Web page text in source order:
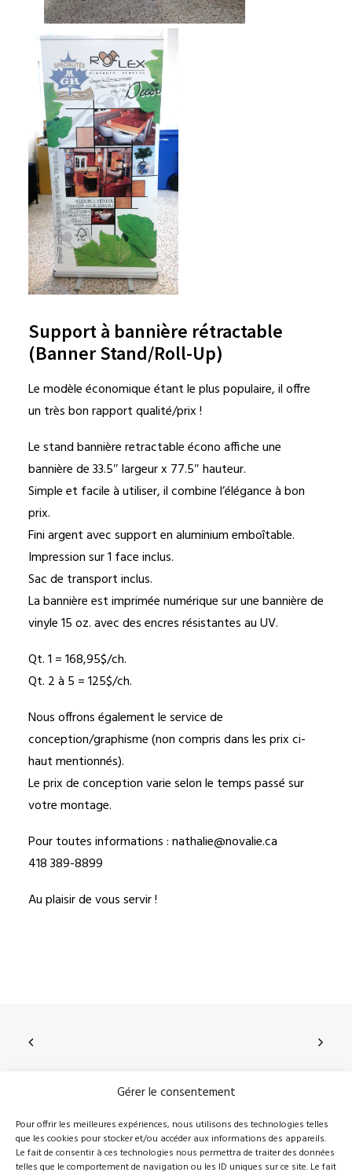
Gérer le consentement
Pour offrir les meilleures expériences, nous utilisons des technologies telles
que les cookies pour stocker et/ou accéder aux informations des appareils.
Le fait de consentir à ces technologies nous permettra de traiter des données
telles que le comportement de navigation ou les ID uniques sur ce site. Le fait
Support à bannière rétractable
(Banner Stand/Roll-Up)
Le modèle économique étant le plus populaire, il offre
un très bon rapport qualité/prix !
Le stand bannière retractable écono affiche une
bannière de 33.5″ largeur x 77.5″ hauteur.
Simple et facile à utiliser, il combine l’élégance à bon
prix.
Fini argent avec support en aluminium emboîtable.
Impression sur 1 face inclus.
Sac de transport inclus.
La bannière est imprimée numérique sur une bannière de
vinyle 15 oz. avec des encres résistantes au UV.
Qt. 1 = 168,95$/ch.
Qt. 2 à 5 = 125$/ch.
Nous offrons également le service de
conception/graphisme (non compris dans les prix ci-
haut mentionnés).
Le prix de conception varie selon le temps passé sur
votre montage.
Pour toutes informations :nathalie@novalie.ca
418 389-8899
Au plaisir de vous servir !
210, rue Principale, Vallée-Jonction (Qc), G0S 3J0
418 389-8899info@novalie.ca